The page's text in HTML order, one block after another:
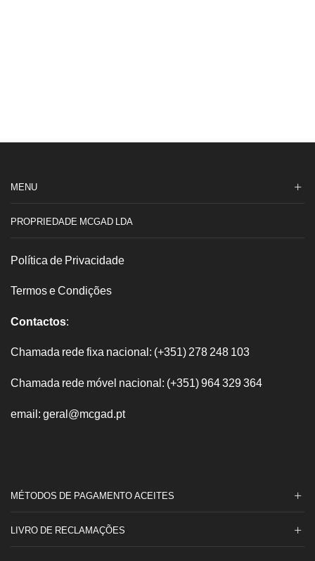
MENU
PROPRIEDADE MCGAD LDA
Política de Privacidade
Termos e Condições
Contactos:
Chamada rede fixa nacional: (+351) 278 248 103
Chamada rede móvel nacional: (+351) 964 329 364
email: geral@mcgad.pt
MÉTODOS DE PAGAMENTO ACEITES
LIVRO DE RECLAMAÇÕES